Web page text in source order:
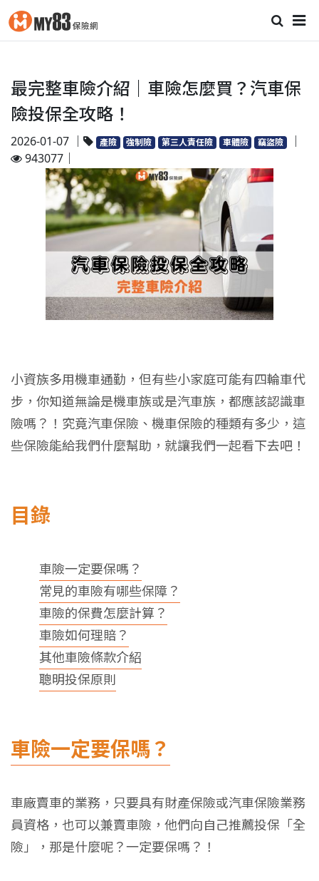
最完整車險介紹｜車險怎麼買？汽車保
險投保全攻略！
2026-01-07 ｜ 產險 強制險 第三人責任險 車體險 竊盜險 ｜
943077｜
小資族多用機車通勤，但有些小家庭可能有四輪車代
步，你知道無論是機車族或是汽車族，都應該認識車
險嗎？！究竟汽車保險、機車保險的種類有多少，這
些保險能給我們什麼幫助，就讓我們一起看下去吧！
目錄
車險一定要保嗎？
常見的車險有哪些保障？
車險的保費怎麼計算？
車險如何理賠？
其他車險條款介紹
聰明投保原則
車險一定要保嗎？
車廠賣車的業務，只要具有財產保險或汽車保險業務
員資格，也可以兼賣車險，他們向自己推薦投保「全
險」，那是什麼呢？一定要保嗎？！